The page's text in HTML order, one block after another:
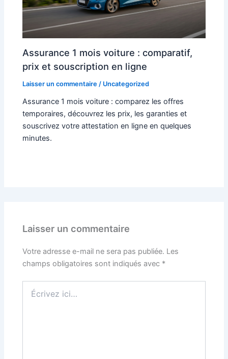
Assurance 1 mois voiture : comparatif,
prix et souscription en ligne
Laisser un commentaire / Uncategorized
Assurance 1 mois voiture : comparez les offres
temporaires, découvrez les prix, les garanties et
souscrivez votre attestation en ligne en quelques
minutes.
Laisser un commentaire
Votre adresse e-mail ne sera pas publiée. Les
champs obligatoires sont indiqués avec *
ici…